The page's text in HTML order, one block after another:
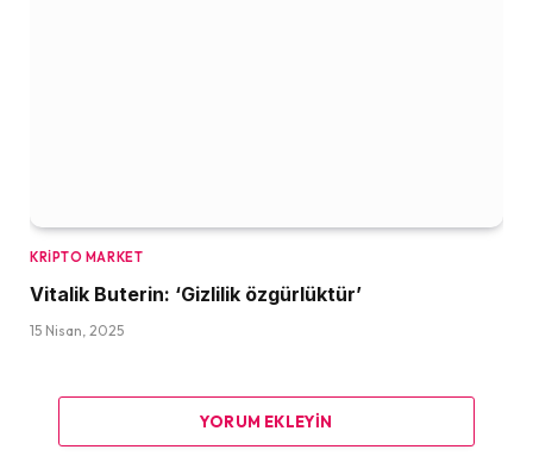
KRIPTO MARKET
Vitalik Buterin: ‘Gizlilik özgürlüktür’
15 Nisan, 2025
YORUM EKLEYIN